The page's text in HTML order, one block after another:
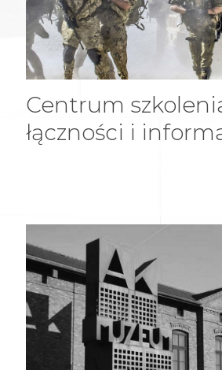
Centrum
łączności i